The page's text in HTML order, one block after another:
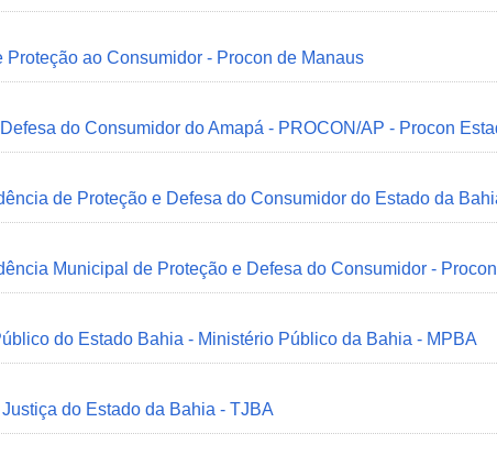
Proteção ao Consumidor - Procon de Manaus
do Consumidor do Amapá - PROCON/AP - Procon
de Proteção e Defesa do Consumidor do Estado da
Municipal de Proteção e Defesa do Consumidor -
do Estado Bahia - Ministério Público da Bahia - MPBA
do Estado da Bahia - TJBA